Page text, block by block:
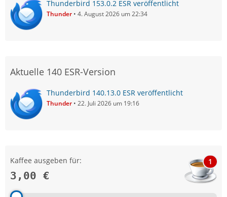
Thunderbird 153.0.2 ESR veröffentlicht
Thunder 4. August 2026 um 22:34
Aktuelle 140 ESR-Version
Thunderbird 140.13.0 ESR veröffentlicht
Thunder 22. Juli 2026 um 19:16
Kaffee ausgeben für:
3,00 €
1